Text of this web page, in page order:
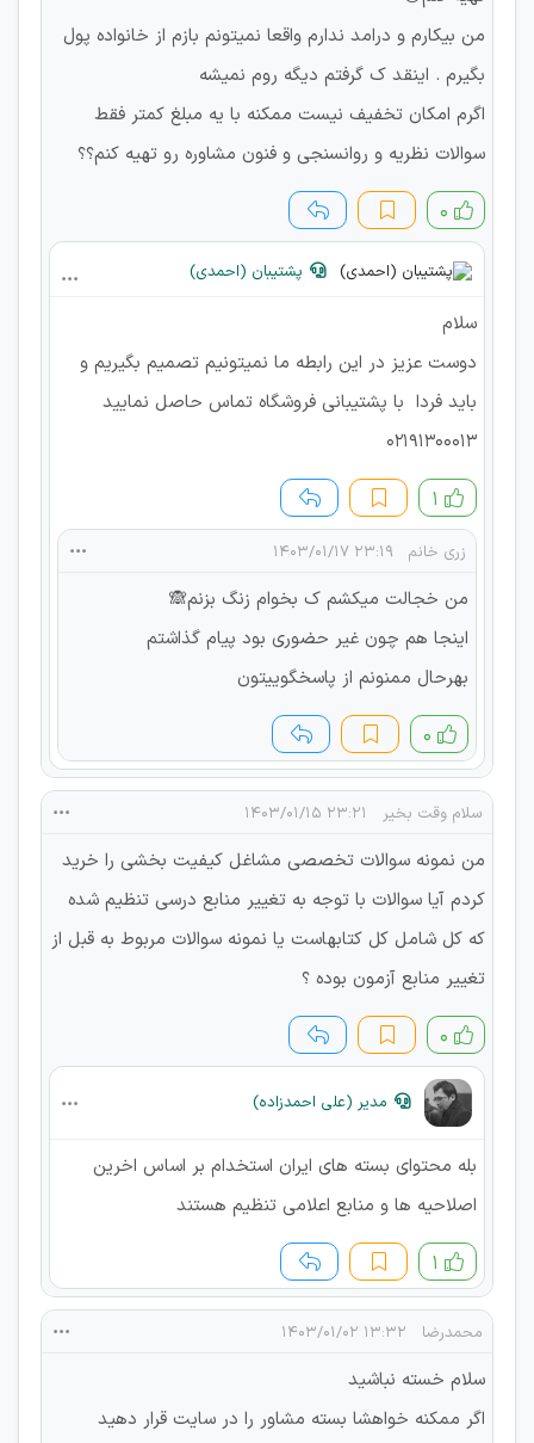
من بیکارم و درامد ندارم واقعا نمیتونم بازم از خانواده پول
بگیرم . اینقد ک گرفتم دیگه روم نمیشه
اگرم امکان تخفیف نیست ممکنه با یه مبلغ کمتر فقط
سوالات نظریه و روانسنجی و فنون مشاوره رو تهیه کنم؟؟
۰
پشتیبان (احمدی)
سلام
دوست عزیز در این رابطه ما نمیتونیم تصمیم بگیریم و
باید فردا با پشتیبانی فروشگاه تماس حاصل نمایید
۰۲۱۹۱۳۰۰۰۱۳
۱
زری خانم ۲۳:۱۹ ۱۴۰۳/۰۱/۱۷
من خجالت میکشم ک بخوام زنگ بزنم🙈
اینجا هم چون غیر حضوری بود پیام گذاشتم
بهرحال ممنونم از پاسخگوییتون
۰
سلام وقت بخیر ۲۳:۲۱ ۱۴۰۳/۰۱/۱۵
من نمونه سوالات تخصصی مشاغل کیفیت بخشی را خرید
کردم آیا سوالات با توجه به تغییر منابع درسی تنظیم شده
که کل شامل کل کتابهاست یا نمونه سوالات مربوط به قبل از
تغییر منابع آزمون بوده ؟
۰
مدیر (علی احمدزاده)
بله محتوای بسته های ایران استخدام بر اساس اخرین
اصلاحیه ها و منابع اعلامی تنظیم هستند
۱
محمدرضا ۱۳:۳۲ ۱۴۰۳/۰۱/۰۲
سلام خسته نباشید
اگر ممکنه خواهشا بسته مشاور را در سایت قرار دهید